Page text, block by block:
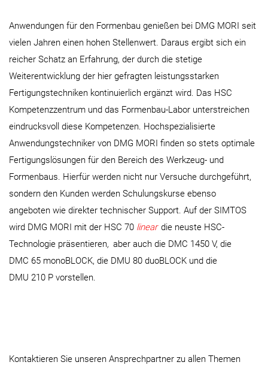
Anwendungen für den Formenbau genießen bei DMG MORI seit
vielen Jahren einen hohen Stellenwert. Daraus ergibt sich ein
reicher Schatz an Erfahrung, der durch die stetige
Weiterentwicklung der hier gefragten leistungsstarken
Fertigungstechniken kontinuierlich ergänzt wird. Das HSC
Kompetenzzentrum und das Formenbau-Labor unterstreichen
eindrucksvoll diese Kompetenzen. Hochspezialisierte
Anwendungstechniker von DMG MORI finden so stets optimale
Fertigungslösungen für den Bereich des Werkzeug- und
Formenbaus. Hierfür werden nicht nur Versuche durchgeführt,
sondern den Kunden werden Schulungskurse ebenso
angeboten wie direkter technischer Support. Auf der SIMTOS
wird DMG MORI mit der HSC 70 linear die neuste HSC-
Technologie präsentieren, aber auch die DMC 1450 V, die
DMC 65 monoBLOCK, die DMU 80 duoBLOCK und die
DMU 210 P vorstellen.
Kontaktieren Sie unseren Ansprechpartner zu allen Themen